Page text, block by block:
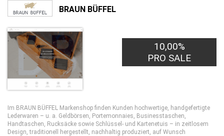
BRAUN BÜFFEL
10,00%
PRO SALE
Im BRAUN BÜFFEL Markenshop finden Kunden hochwertige, handgefertigte
Lederwaren – u. a. Geldbörsen, Portemonnaies, Businesstaschen,
Handtaschen, Rucksäcke sowie Schlüssel- und Kartenetuis – in zeitlosem
Design, traditionell hergestellt, nachhaltig produziert, auf Wunsch